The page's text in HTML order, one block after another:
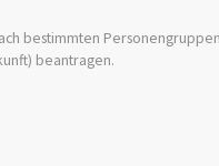
bestimmten
beantragen.